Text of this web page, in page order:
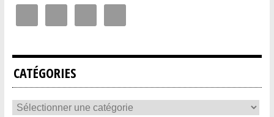
CATÉGORIES